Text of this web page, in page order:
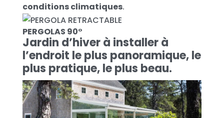
conditions climatiques.
PERGOLAS 90°
Jardin d’hiver à installer à
l’endroit le plus panoramique, le
plus pratique, le plus beau.